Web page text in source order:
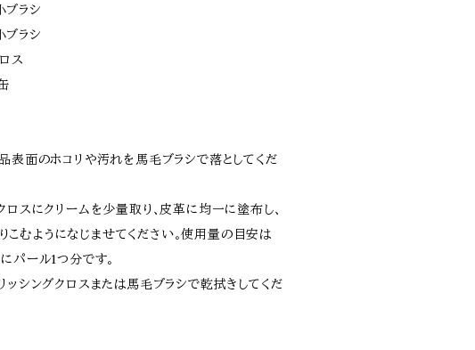
ブラシ
ブラシ
ス
表面のホコリや汚れを馬毛ブラシで落としてくだ
ロスにクリームを少量取り､皮革に均一に塗布し、
こむようになじませてください｡使用量の目安は
パール1つ分です。
シングクロスまたは馬毛ブラシで乾拭きしてくだ